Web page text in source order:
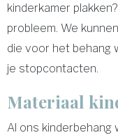
kinderkamer
probleem. We
die voor het behang
je stopcontacten.
Materiaal
Al ons